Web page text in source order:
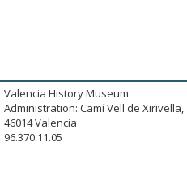
Valencia History Museum
Administration: Camí Vell de Xirivella,
46014 Valencia
96.370.11.05